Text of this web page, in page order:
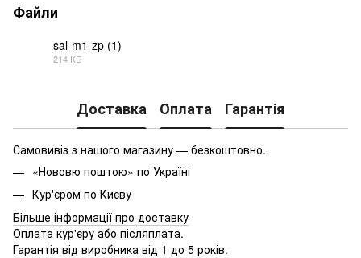
Файли
sal-m1-zp (1)
214 КБ
Доставка Оплата Гарантія
Самовивіз з нашого магазину — безкоштовно.
«Нововю поштою» по Україні
Кур'єром по Києву
Більше інформації про доставку
Оплата кур'єру або післяплата.
Гарантія від виробника від 1 до 5 років.